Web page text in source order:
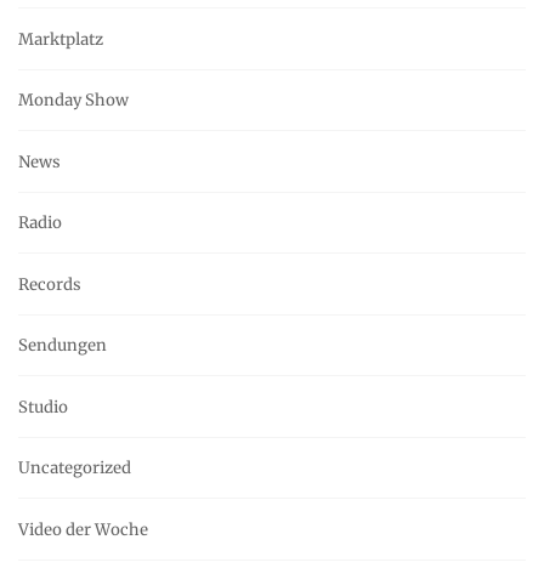
Marktplatz
Monday Show
News
Radio
Records
Sendungen
Studio
Uncategorized
Video der Woche